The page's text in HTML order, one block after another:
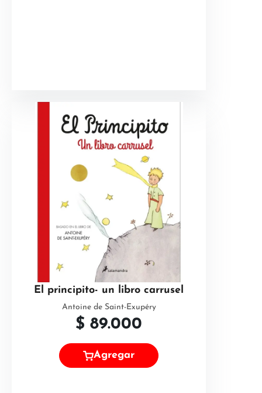
El principito- un libro carrusel
Antoine de Saint-Exupéry
$ 89.000
Agregar